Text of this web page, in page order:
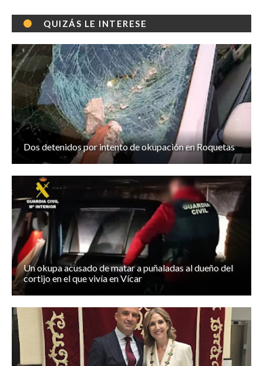
QUIZÁS LE INTERESE
Dos detenidos por intento de okupación en Roquetas
Un okupa acusado de matar a puñaladas al dueño del
cortijo en el que vivía en Vícar